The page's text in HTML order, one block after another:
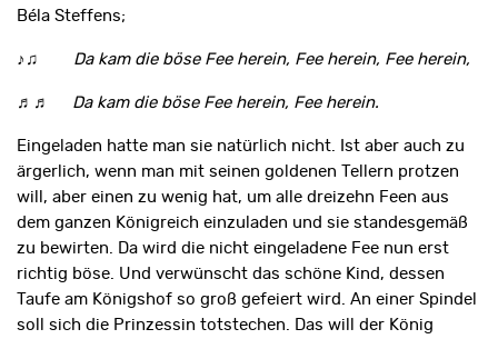
Béla Steffens;
♪♫ Da kam die böse Fee herein, Fee herein, Fee herein,
♬♬ Da kam die böse Fee herein, Fee herein.
Eingeladen hatte man sie natürlich nicht. Ist aber auch zu
ärgerlich, wenn man mit seinen goldenen Tellern protzen
will, aber einen zu wenig hat, um alle dreizehn Feen aus
dem ganzen Königreich einzuladen und sie standesgemäß
zu bewirten. Da wird die nicht eingeladene Fee nun erst
richtig böse. Und verwünscht das schöne Kind, dessen
Taufe am Königshof so groß gefeiert wird. An einer Spindel
soll sich die Prinzessin totstechen. Das will der König